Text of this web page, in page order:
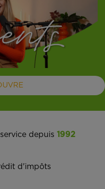
depuis1992
d'impôts